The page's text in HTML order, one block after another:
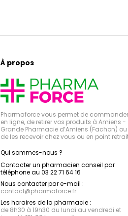
À propos
Pharmaforce vous permet de commander
en ligne, de retirer vos produits à Amiens -
Grande Pharmacie d’Amiens (Fachon) ou
de les recevoir chez vous ou en point
Qui sommes-nous ?
Contacter un pharmacien conseil par
téléphone au 03 22 71 64 16
Nous contacter par e-mail :
contact@pharmaforce.fr
Les horaires de la pharmacie :
de 8h30 à 19h30 du lundi au vendredi et